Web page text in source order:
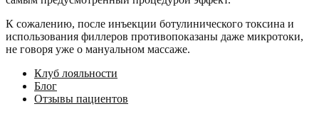
К сожалению, после инъекции ботулинического токсина и
использования филлеров противопоказаны даже микротоки,
не говоря уже о мануальном массаже.
Клуб лояльности
Блог
Отзывы пациентов